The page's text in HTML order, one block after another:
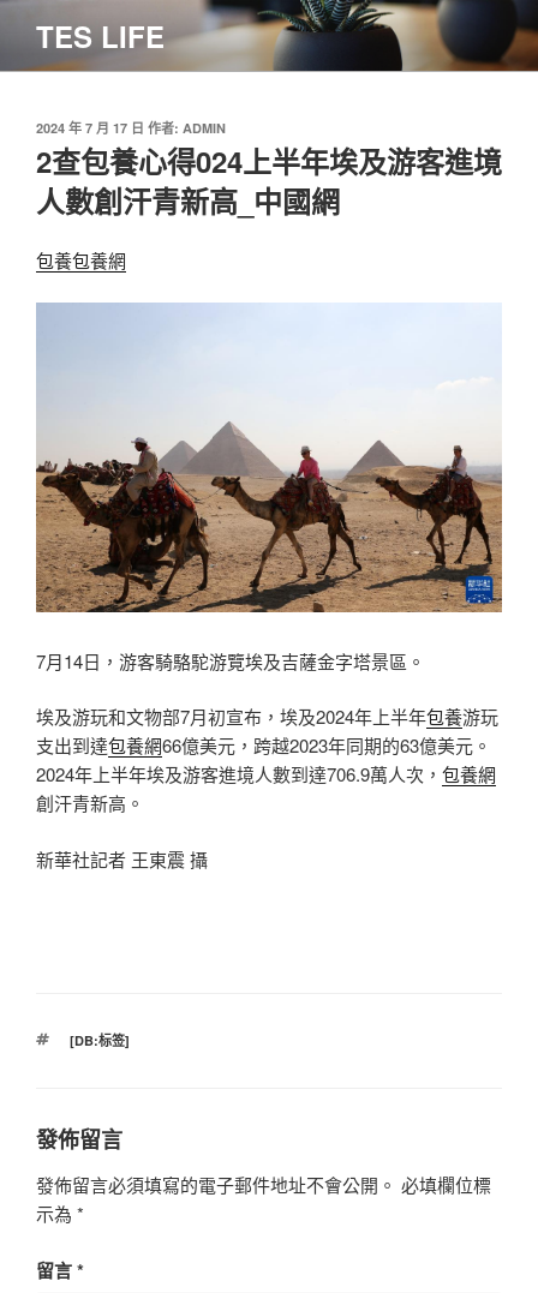
主
TES LIFE
發
於
2024 年 7 月 17 日 作者: ADMIN
2查包養心得024上半年埃及游客進境
人數創汗青新高_中國網
包養包養網
7月14日，游客騎駱駝游覽埃及吉薩金字塔景區。
埃及游玩和文物部7月初宣布，埃及2024年上半年包養游玩
支出到達包養網66億美元，跨越2023年同期的63億美元。
2024年上半年埃及游客進境人數到達706.9萬人次， 包養網
創汗青新高。
新華社記者 王東震 攝
標
[DB:标签]
發佈留言
發佈留言必須填寫的電子郵件地址不會公開。 必填欄位標
示為 *
留言*